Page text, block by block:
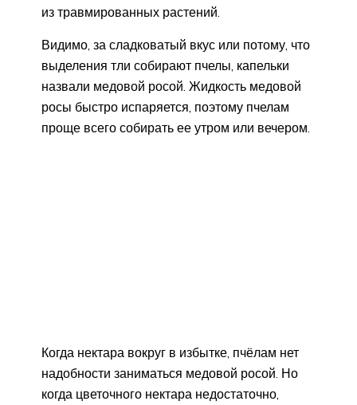
из травмированных растений.
Видимо, за сладковатый вкус или потому, что
выделения тли собирают пчелы, капельки
назвали медовой росой. Жидкость медовой
росы быстро испаряется, поэтому пчелам
проще всего собирать ее утром или вечером.
Когда нектара вокруг в избытке, пчёлам нет
надобности заниматься медовой росой. Но
когда цветочного нектара недостаточно,